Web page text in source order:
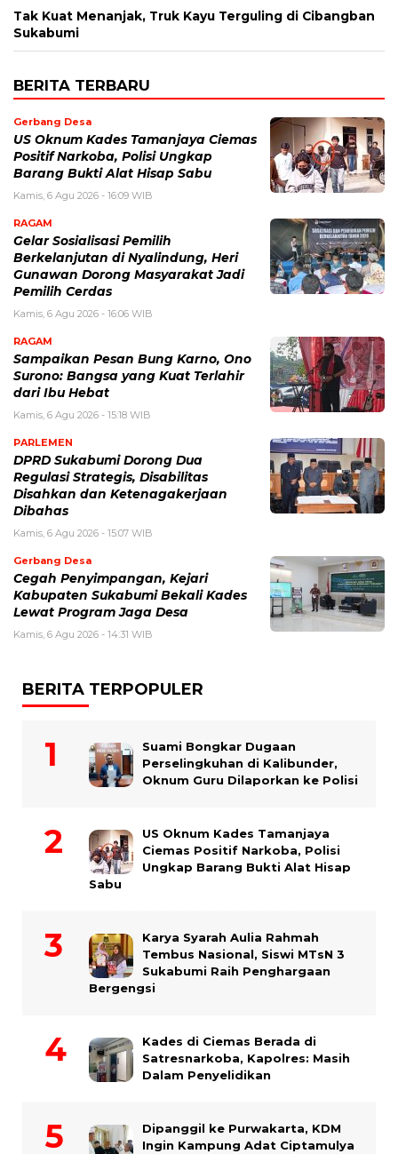
Tak Kuat Menanjak, Truk Kayu Terguling di Cibangban
Sukabumi
BERITA TERBARU
Gerbang Desa
US Oknum Kades Tamanjaya Ciemas
Positif Narkoba, Polisi Ungkap
Barang Bukti Alat Hisap Sabu
Kamis, 6 Agu 2026 - 16:09 WIB
RAGAM
Gelar Sosialisasi Pemilih
Berkelanjutan di Nyalindung, Heri
Gunawan Dorong Masyarakat Jadi
Pemilih Cerdas
Kamis, 6 Agu 2026 - 16:06 WIB
RAGAM
Sampaikan Pesan Bung Karno, Ono
Surono: Bangsa yang Kuat Terlahir
dari Ibu Hebat
Kamis, 6 Agu 2026 - 15:18 WIB
PARLEMEN
DPRD Sukabumi Dorong Dua
Regulasi Strategis, Disabilitas
Disahkan dan Ketenagakerjaan
Dibahas
Kamis, 6 Agu 2026 - 15:07 WIB
Gerbang Desa
Cegah Penyimpangan, Kejari
Kabupaten Sukabumi Bekali Kades
Lewat Program Jaga Desa
Kamis, 6 Agu 2026 - 14:31 WIB
BERITA TERPOPULER
Suami Bongkar Dugaan
Perselingkuhan di Kalibunder,
Oknum Guru Dilaporkan ke Polisi
US Oknum Kades Tamanjaya
Ciemas Positif Narkoba, Polisi
Ungkap Barang Bukti Alat Hisap
Sabu
Karya Syarah Aulia Rahmah
Tembus Nasional, Siswi MTsN 3
Sukabumi Raih Penghargaan
Bergengsi
Kades di Ciemas Berada di
Satresnarkoba, Kapolres: Masih
Dalam Penyelidikan
Dipanggil ke Purwakarta, KDM
Ingin Kampung Adat Ciptamulya